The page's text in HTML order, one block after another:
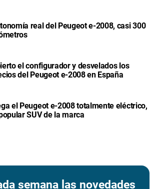
real del Peugeot e-2008, casi 300
el configurador y desvelados los
del Peugeot e-2008 en España
el Peugeot e-2008 totalmente eléctrico,
SUV de la marca
semana las novedades